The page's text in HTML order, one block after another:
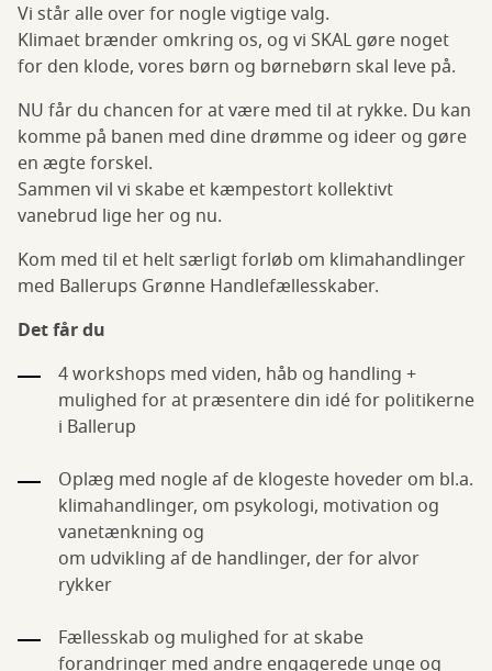
Vi står alle over for nogle vigtige valg.
Klimaet brænder omkring os, og vi SKAL gøre noget
for den klode, vores børn og børnebørn skal leve på.
NU får du chancen for at være med til at rykke. Du kan
komme på banen med dine drømme og ideer og gøre
en ægte forskel.
Sammen vil vi skabe et kæmpestort kollektivt
vanebrud lige her og nu.
Kom med til et helt særligt forløb om klimahandlinger
med Ballerups Grønne Handlefællesskaber.
Det får du
4 workshops med viden, håb og handling +
mulighed for at præsentere din idé for politikerne
i Ballerup
Oplæg med nogle af de klogeste hoveder om bl.a.
klimahandlinger, om psykologi, motivation og
vanetænkning og
om udvikling af de handlinger, der for alvor
rykker
Fællesskab og mulighed for at skabe
forandringer med andre engagerede unge og